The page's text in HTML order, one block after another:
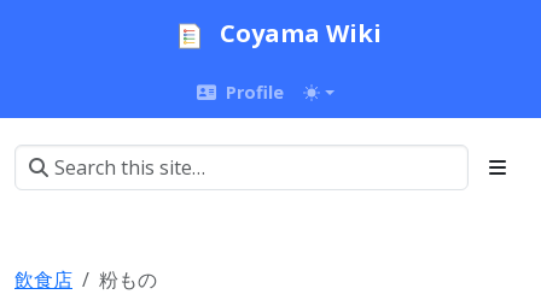
Coyama Wiki
Profile
飲食店 粉もの